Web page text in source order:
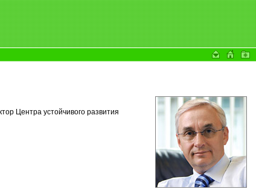
Центра устойчивого развития